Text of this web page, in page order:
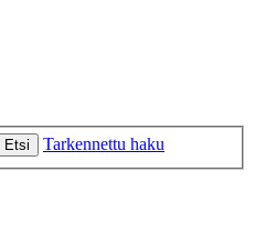
Etsi Tarkennettu haku